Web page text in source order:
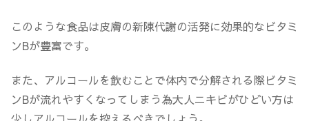
このような食品は皮膚の新陳代謝の活発に効果的なビタミ
ンBが豊富です。
また、アルコールを飲むことで体内で分解される際ビタミ
ンBが流れやすくなってしまう為大人ニキビがひどい方は